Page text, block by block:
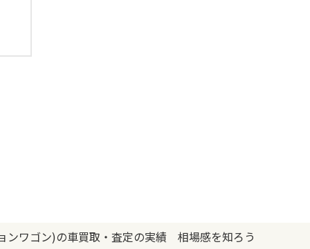
ンワゴン)の車買取・査定の実績 相場感を知ろう